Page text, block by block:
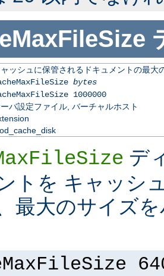
ッシュに保管されるドキュメントの最大
bytes
1000000
バ設定ファイル, バーチャルホスト
デ
トを キャッシ
最大のサイズ